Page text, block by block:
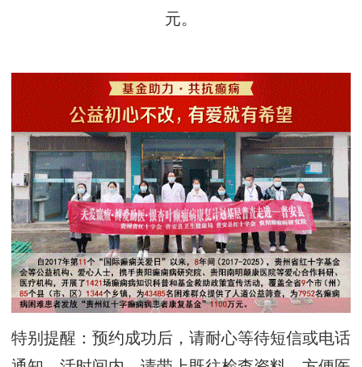
元。
特别提醒：预约成功后，请耐心等待短信或电话